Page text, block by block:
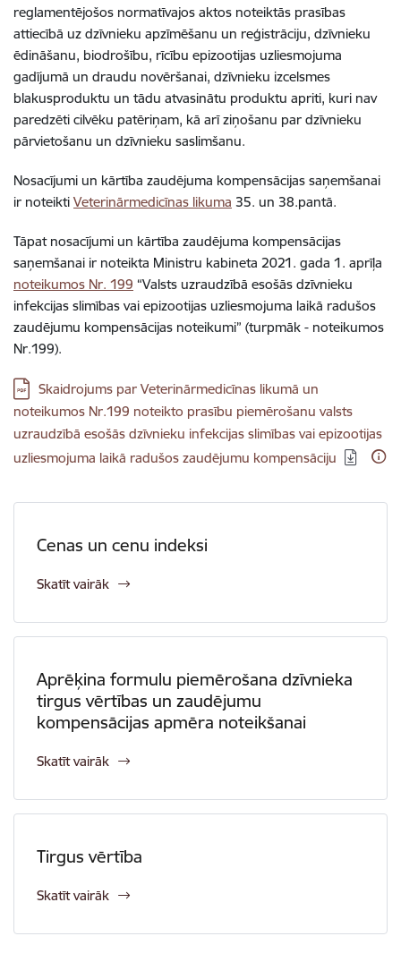
reglamentējošos normatīvajos aktos noteiktās prasības
attiecībā uz dzīvnieku apzīmēšanu un reģistrāciju, dzīvnieku
ēdināšanu, biodrošību, rīcību epizootijas uzliesmojuma
gadījumā un draudu novēršanai, dzīvnieku izcelsmes
blakusproduktu un tādu atvasinātu produktu apriti, kuri nav
paredzēti cilvēku patēriņam, kā arī ziņošanu par dzīvnieku
pārvietošanu un dzīvnieku saslimšanu.
Nosacījumi un kārtība zaudējuma kompensācijas saņemšanai
ir noteikti Veterinārmedicīnas likuma 35. un 38.pantā.
Tāpat nosacījumi un kārtība zaudējuma kompensācijas
saņemšanai ir noteikta Ministru kabineta 2021. gada 1. aprīļa
noteikumos Nr. 199 “Valsts uzraudzībā esošās dzīvnieku
infekcijas slimības vai epizootijas uzliesmojuma laikā radušos
zaudējumu kompensācijas noteikumi” (turpmāk - noteikumos
Nr.199).
Lejupielādēt:
Skaidrojums par Veterinārmedicīnas likumā un
noteikumos Nr.199 noteikto prasību piemērošanu valsts
uzraudzībā esošās dzīvnieku infekcijas slimības vai epizootijas
uzliesmojuma laikā radušos zaudējumu kompensāciju
Cenas un cenu indeksi
Skatīt vairāk
Aprēķina formulu piemērošana dzīvnieka
tirgus vērtības un zaudējumu
kompensācijas apmēra noteikšanai
Skatīt vairāk
Tirgus vērtība
Skatīt vairāk